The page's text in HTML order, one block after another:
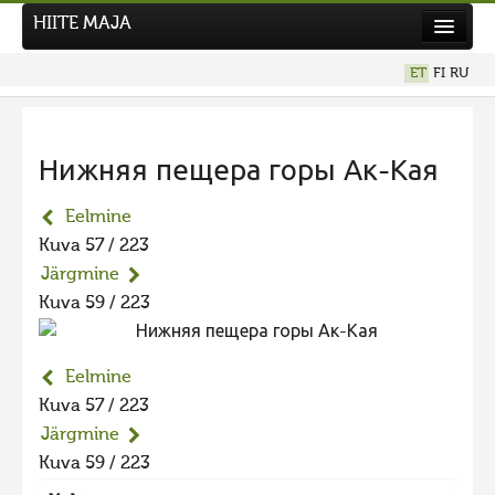
Uudised
Tegutse
Kuvavõistlused
UUS KUVAVÕISTLUS
Hiite kuvavõistlus 2026
VANEMAD KUVAVÕISTLUSED
Hiite kuvavõistlus 2025
HIITE MAJA
ET FI RU
Нижняя пещера горы Ак-Кая
Eelmine
Kuva 57 / 223
Järgmine
Kuva 59 / 223
Eelmine
Kuva 57 / 223
Järgmine
Kuva 59 / 223